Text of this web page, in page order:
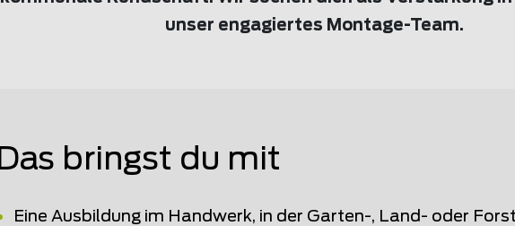
unser engagiertes Montage-Team.
Das bringst du mit
Eine Ausbildung im Handwerk, in der Garten-, Land- oder